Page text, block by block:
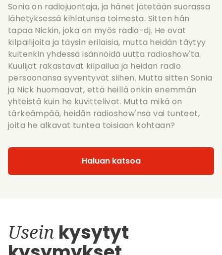
Sonia on radiojuontaja, ja hänet jätetään suorassa
lähetyksessä kihlatunsa toimesta. Sitten hän
tapaa Nickin, joka on myös radio-dj. He ovat
kilpailijoita ja täysin erilaisia, mutta heidän täytyy
kuitenkin yhdessä isännöidä uutta radioshow'ta.
Kuulijat rakastavat kilpailua ja heidän radio
persoonansa syventyvät siihen. Mutta sitten Sonia
ja Nick huomaavat, että heillä onkin enemmän
yhteistä kuin he kuvittelivat. Mutta mikä on
tärkeämpää, heidän radioshow'nsa vai tunteet,
joita he alkavat tuntea toisiaan kohtaan?
Haluan katsoa
Usein kysytyt